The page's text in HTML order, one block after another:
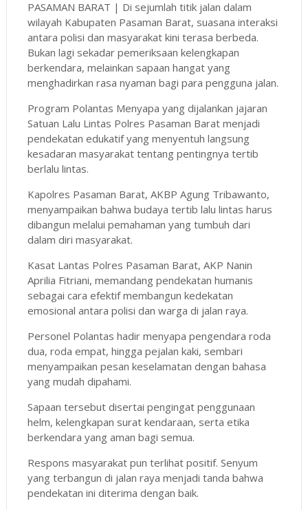
PASAMAN BARAT | Di sejumlah titik jalan dalam
wilayah Kabupaten Pasaman Barat, suasana interaksi
antara polisi dan masyarakat kini terasa berbeda.
Bukan lagi sekadar pemeriksaan kelengkapan
berkendara, melainkan sapaan hangat yang
menghadirkan rasa nyaman bagi para pengguna jalan.
Program Polantas Menyapa yang dijalankan jajaran
Satuan Lalu Lintas Polres Pasaman Barat menjadi
pendekatan edukatif yang menyentuh langsung
kesadaran masyarakat tentang pentingnya tertib
berlalu lintas.
Kapolres Pasaman Barat, AKBP Agung Tribawanto,
menyampaikan bahwa budaya tertib lalu lintas harus
dibangun melalui pemahaman yang tumbuh dari
dalam diri masyarakat.
Kasat Lantas Polres Pasaman Barat, AKP Nanin
Aprilia Fitriani, memandang pendekatan humanis
sebagai cara efektif membangun kedekatan
emosional antara polisi dan warga di jalan raya.
Personel Polantas hadir menyapa pengendara roda
dua, roda empat, hingga pejalan kaki, sembari
menyampaikan pesan keselamatan dengan bahasa
yang mudah dipahami.
Sapaan tersebut disertai pengingat penggunaan
helm, kelengkapan surat kendaraan, serta etika
berkendara yang aman bagi semua.
Respons masyarakat pun terlihat positif. Senyum
yang terbangun di jalan raya menjadi tanda bahwa
pendekatan ini diterima dengan baik.